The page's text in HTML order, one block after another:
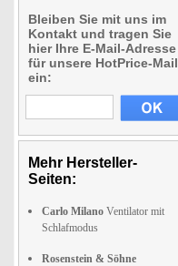
Bleiben Sie mit uns im
Kontakt und tragen Sie
hier Ihre E-Mail-Adresse
für unsere HotPrice-Mail
ein:
Mehr Hersteller-
Seiten:
Carlo Milano Ventilator mit
Schlafmodus
Rosenstein & Söhne